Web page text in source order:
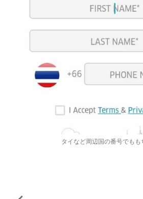
タイなど周辺国の番号でもも